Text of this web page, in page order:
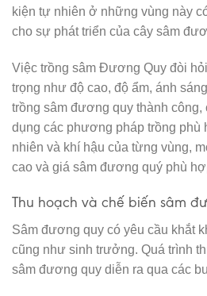
kiện tự nhiên ở những vùng này
cho sự phát triển của cây sâm
Việc trồng sâm Đương Quy đòi
trọng như độ cao, độ ẩm, ánh
trồng sâm đương quy thành
dụng các phương pháp trồng
nhiên và khí hậu của từng vùng,
cao và giá sâm đương quý phù
Thu hoạch và chế biến sâm
Sâm đương quy có yêu cầu khắt
cũng như sinh trưởng. Quá trình
sâm đương quy diễn ra qua các